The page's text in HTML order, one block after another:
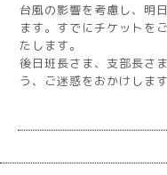
台風の影響を考慮し、明
ます。すでにチケットを
たします。
後日班長さま、支部長さ
う、ご迷惑をおかけしま